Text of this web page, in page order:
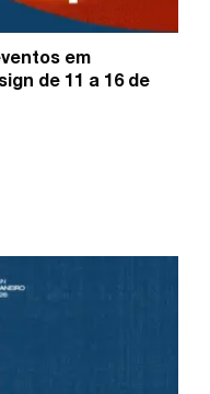
em
de 11 a 16 de